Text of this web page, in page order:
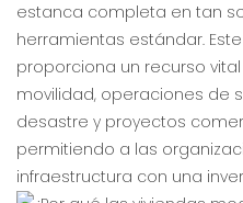
estanca completa en tan
herramientas estándar.
proporciona un recurso
movilidad, operaciones de
desastre y proyectos
permitiendo a las
infraestructura con una